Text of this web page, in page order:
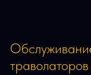
траволаторов